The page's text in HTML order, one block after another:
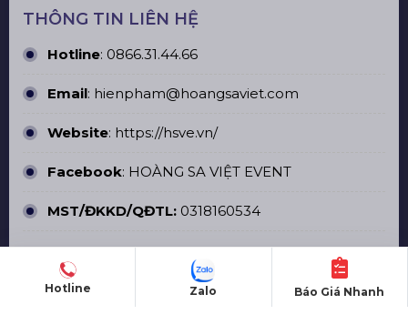
THÔNG TIN LIÊN HỆ
Hotline: 0866.31.44.66
Email: hienpham@hoangsaviet.com
Website: https://hsve.vn/
Facebook: HOÀNG SA VIỆT EVENT
MST/ĐKKD/QĐTL: 0318160534
Hotline Báo Giá Nhanh
Zalo